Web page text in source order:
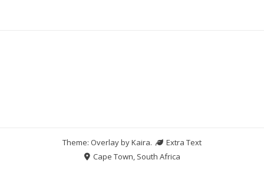
Theme: Overlay byKaira.
Extra Text
Cape Town, South Africa